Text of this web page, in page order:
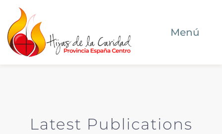
Saltar
contenido
Menú
Latest Publications